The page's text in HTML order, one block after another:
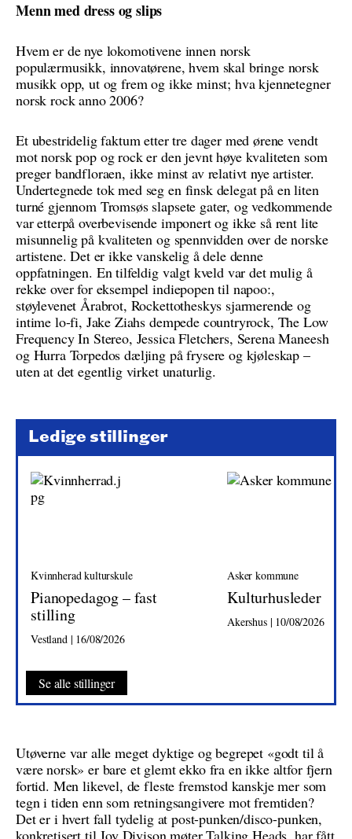
Menn med dress og slips
Hvem er de nye lokomotivene innen norsk
populærmusikk, innovatørene, hvem skal bringe norsk
musikk opp, ut og frem og ikke minst; hva kjennetegner
norsk rock anno 2006?
Et ubestridelig faktum etter tre dager med ørene vendt
mot norsk pop og rock er den jevnt høye kvaliteten som
preger bandfloraen, ikke minst av relativt nye artister.
Undertegnede tok med seg en finsk delegat på en liten
turné gjennom Tromsøs slapsete gater, og vedkommende
var etterpå overbevisende imponert og ikke så rent lite
misunnelig på kvaliteten og spennvidden over de norske
artistene. Det er ikke vanskelig å dele denne
oppfatningen. En tilfeldig valgt kveld var det mulig å
rekke over for eksempel indiepopen til napoo:,
støylevenet Årabrot, Rockettotheskys sjarmerende og
intime lo-fi, Jake Ziahs dempede countryrock, The Low
Frequency In Stereo, Jessica Fletchers, Serena Maneesh
og Hurra Torpedos dæljing på frysere og kjøleskap –
uten at det egentlig virket unaturlig.
Ledige stillinger
Kvinnherad kulturskule
Pianopedagog – fast
stilling
Vestland | 16/08/2026
Asker kommune
Kulturhusleder
Akershus | 10/08/2026
Se alle stillinger
Utøverne var alle meget dyktige og begrepet «godt til å
være norsk» er bare et glemt ekko fra en ikke altfor fjern
fortid. Men likevel, de fleste fremstod kanskje mer som
tegn i tiden enn som retningsangivere mot fremtiden?
Det er i hvert fall tydelig at post-punken/disco-punken,
konkretisert til Joy Divison møter Talking Heads, har fått